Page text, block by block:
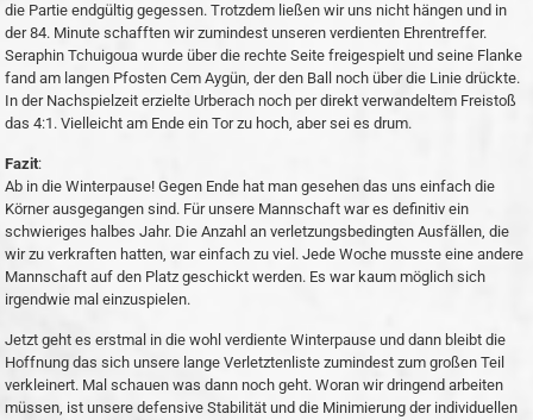
die Partie endgültig gegessen. Trotzdem ließen wir uns nicht hängen und in
der 84. Minute schafften wir zumindest unseren verdienten Ehrentreffer.
Seraphin Tchuigoua wurde über die rechte Seite freigespielt und seine Flanke
fand am langen Pfosten Cem Aygün, der den Ball noch über die Linie drückte.
In der Nachspielzeit erzielte Urberach noch per direkt verwandeltem Freistoß
das 4:1. Vielleicht am Ende ein Tor zu hoch, aber sei es drum.
Fazit:
Ab in die Winterpause! Gegen Ende hat man gesehen das uns einfach die
Körner ausgegangen sind. Für unsere Mannschaft war es definitiv ein
schwieriges halbes Jahr. Die Anzahl an verletzungsbedingten Ausfällen, die
wir zu verkraften hatten, war einfach zu viel. Jede Woche musste eine andere
Mannschaft auf den Platz geschickt werden. Es war kaum möglich sich
irgendwie mal einzuspielen.
Jetzt geht es erstmal in die wohl verdiente Winterpause und dann bleibt die
Hoffnung das sich unsere lange Verletztenliste zumindest zum großen Teil
verkleinert. Mal schauen was dann noch geht. Woran wir dringend arbeiten
müssen, ist unsere defensive Stabilität und die Minimierung der individuellen